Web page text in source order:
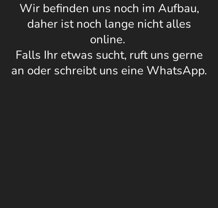
Wir befinden uns noch im Aufbau,
daher ist noch lange nicht alles
online.
Falls Ihr etwas sucht, ruft uns gerne
an oder schreibt uns eine WhatsApp.